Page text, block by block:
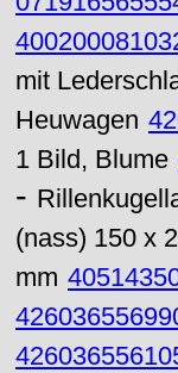
mit
Heuwagen
1 Bild, Blume
-
(nass) 150 x
mm